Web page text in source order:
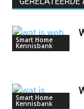
Smart Home
Kennisbank
Smart Home
Kennisbank